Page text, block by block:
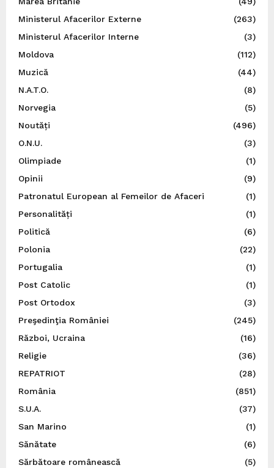
Ministerul Afacerilor Externe
(263)
Ministerul Afacerilor Interne
(3)
Moldova
(112)
Muzică
(44)
N.A.T.O.
(8)
Norvegia
(5)
Noutăți
(496)
O.N.U.
(3)
Olimpiade
(1)
Opinii
(9)
Patronatul European al Femeilor de Afaceri
(1)
Personalități
(1)
Politică
(6)
Polonia
(22)
Portugalia
(1)
Post Catolic
(1)
Post Ortodox
(3)
Preşedinţia României
(245)
Război, Ucraina
(16)
Religie
(36)
REPATRIOT
(28)
România
(851)
S.U.A.
(37)
San Marino
(1)
Sănătate
(6)
Sărbătoare românească
(5)